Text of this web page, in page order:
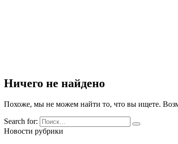
Ничего не найдено
Похоже, мы не можем найти то, что вы ищете.
Search for:
Новости рубрики